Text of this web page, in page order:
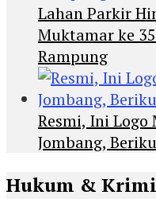
Lahan Parkir
Muktamar ke
Rampung
Resmi, Ini Logo
Jombang,
Hukum &